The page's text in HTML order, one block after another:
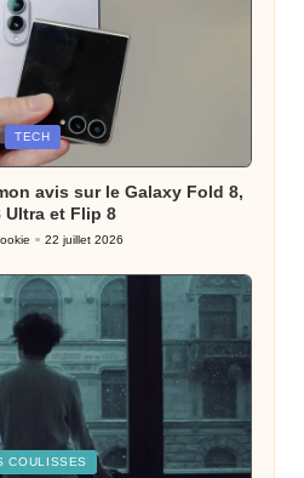
TECH
avis sur le Galaxy Fold 8,
Ultra et Flip 8
22 juillet 2026
COULISSES